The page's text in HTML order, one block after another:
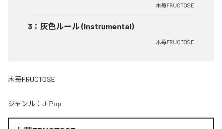
木苺FRUCTOSE
3 ： 灰色ルール (Instrumental)
木苺FRUCTOSE
木苺FRUCTOSE
ジャンル： J-Pop